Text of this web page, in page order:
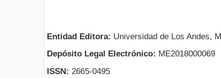
Entidad Editora: Universidad de Los Andes,
Depósito Legal Electrónico: ME2018000069
ISSN: 2665-0495